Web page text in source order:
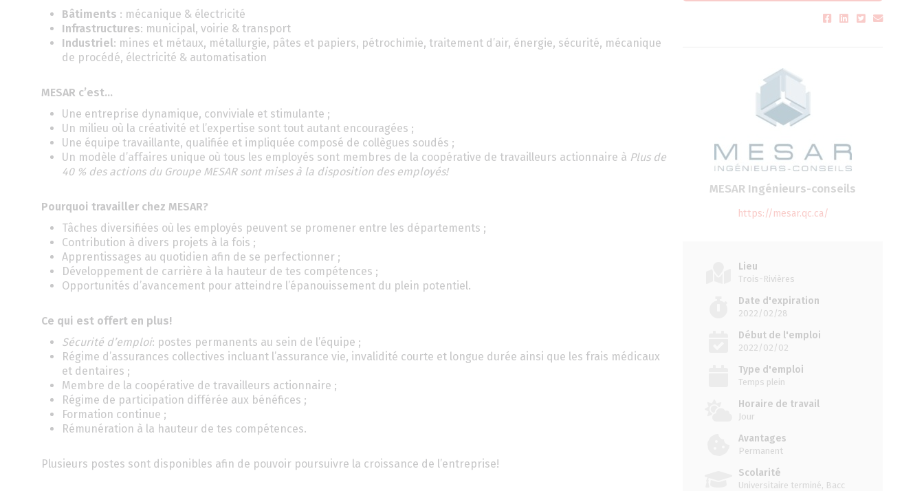
Bâtiments : mécanique & électricité
Infrastructures: municipal, voirie & transport
Industriel: mines et métaux, métallurgie, pâtes et papiers, pétrochimie, traitement d’air, énergie, sécurité, mécanique
de procédé, électricité & automatisation
MESAR c’est…
Une entreprise dynamique, conviviale et stimulante ;
Un milieu où la créativité et l’expertise sont tout autant encouragées ;
Une équipe travaillante, qualifiée et impliquée composé de collègues soudés ;
Un modèle d’affaires unique où tous les employés sont membres de la coopérative de travailleurs actionnaire à Plus de
40 % des actions du Groupe MESAR sont mises à la disposition des employés!
Pourquoi travailler chez MESAR?
Tâches diversifiées où les employés peuvent se promener entre les départements ;
Contribution à divers projets à la fois ;
Apprentissages au quotidien afin de se perfectionner ;
Développement de carrière à la hauteur de tes compétences ;
Opportunités d’avancement pour atteindre l’épanouissement du plein potentiel.
Ce qui est offert en plus!
Sécurité d’emploi: postes permanents au sein de l’équipe ;
Régime d’assurances collectives incluant l’assurance vie, invalidité courte et longue durée ainsi que les frais médicaux
et dentaires ;
Membre de la coopérative de travailleurs actionnaire ;
Régime de participation différée aux bénéfices ;
Formation continue ;
Rémunération à la hauteur de tes compétences.
Plusieurs postes sont disponibles afin de pouvoir poursuivre la croissance de l’entreprise!
MESAR Ingénieurs-conseils
https://mesar.qc.ca/
Lieu
Trois-Rivières
Date d'expiration
2022/02/28
Début de l'emploi
2022/02/02
Type d'emploi
Temps plein
Horaire de travail
Jour
Avantages
Permanent
Scolarité
Universitaire terminé, Bacc